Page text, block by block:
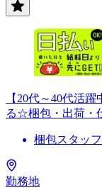
【20代～40代活
る☆梱包・出荷・
梱包スタッフ
勤務地